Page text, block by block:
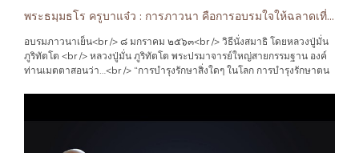
พระธมฺมธโร ครูบาแจ๋ว : การภาวนา คือการอบรมใจให้ฉลาดเที่ยงตรงต่อเหตุผล อรรถธรรม
อบรมภาวนาเย็น<br /> ๘ มกราคม ๒๕๖๓<br /> วิธีนั่งสมาธิ โดยหลวงปู่มั่น
ภูริทัตโต <br /> หลวงปู่มั่น ภูริทัตโต พระปรมาจารย์ใหญ่สายกรรมฐาน องค์
ท่านเมตตาสอนว่า…<br /> “การบำรุงรักษาสิ่งใดๆ ในโลก การบำรุงรักษาตน